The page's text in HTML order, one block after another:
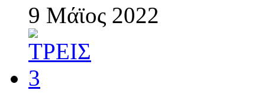
9 Μάϊος 2022